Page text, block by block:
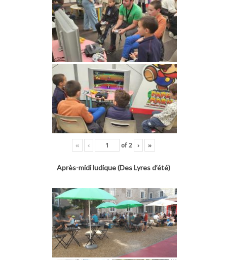
« ‹ of2 › »
Après-midi ludique (Des Lyres d’été)